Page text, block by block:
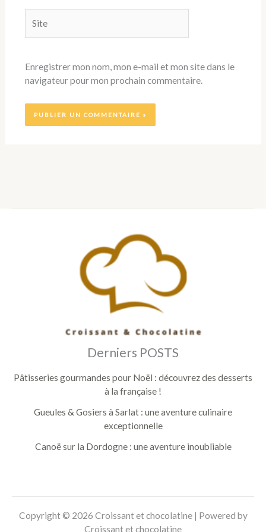
Enregistrer mon nom, mon e-mail et mon site dans le
navigateur pour mon prochain commentaire.
Derniers POSTS
Pâtisseries gourmandes pour Noël : découvrez des desserts
à la française !
Gueules & Gosiers à Sarlat : une aventure culinaire
exceptionnelle
Canoë sur la Dordogne : une aventure inoubliable
Copyright © 2026 Croissant et chocolatine | Powered by
Croissant et chocolatine